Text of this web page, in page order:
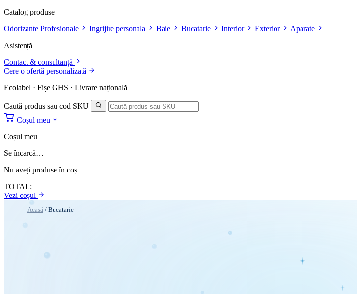
Catalog produse
Odorizante Profesionale
Ingrijire personala Baie Bucatarie Interior Exterior
Aparate
Asistență
Contact & consultanță
Cere o ofertă personalizată
Ecolabel · Fișe GHS · Livrare națională
Caută produs sau cod SKU
Coșul meu
Coșul meu
Se încarcă…
Nu aveți produse în coș.
TOTAL:
Vezi coșul
Acasă / Bucatarie